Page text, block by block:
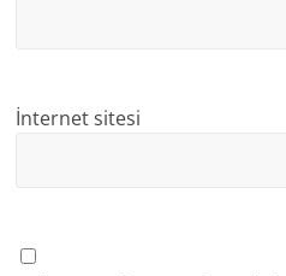
İnternet sitesi